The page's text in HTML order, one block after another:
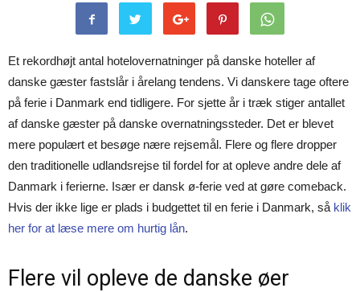
Et rekordhøjt antal hotelovernatninger på danske hoteller af
danske gæster fastslår i årelang tendens. Vi danskere tage oftere
på ferie i Danmark end tidligere. For sjette år i træk stiger antallet
af danske gæster på danske overnatningssteder. Det er blevet
mere populært et besøge nære rejsemål. Flere og flere dropper
den traditionelle udlandsrejse til fordel for at opleve andre dele af
Danmark i ferierne. Især er dansk ø-ferie ved at gøre comeback.
Hvis der ikke lige er plads i budgettet til en ferie i Danmark, så klik
her for at læse mere om hurtig lån.
Flere vil opleve de danske øer